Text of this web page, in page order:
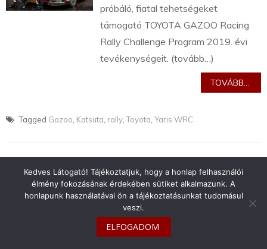
próbáló, fiatal tehetségeket
támogató TOYOTA GAZOO Racing
Rally Challenge Program 2019. évi
tevékenységeit. (tovább…)
TOVÁBB...
Tagged Gazoo Katsuta rally ,Toyota Yaris WRC
info@toyotaclub.hu
Toyota Klub Magyarország
Kedves Látogató! Tájékoztatjuk, hogy a honlap felhasználói
élmény fokozásának érdekében sütiket alkalmazunk. A
honlapunk használatával ön a tájékoztatásunkat tudomásul
veszi.
ELFOGADOM